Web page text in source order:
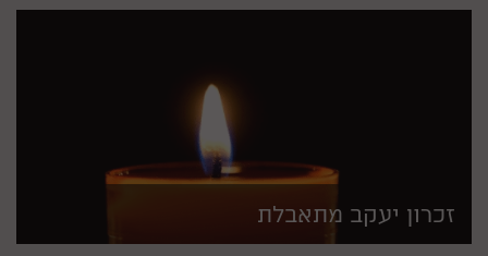
זכרון יעקב מתאבלת